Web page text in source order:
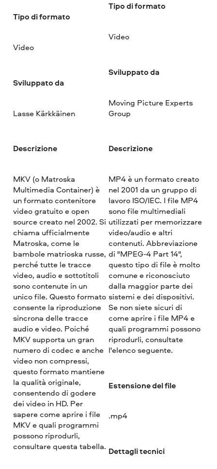
Tipo di formato
Video
Sviluppato da
Lasse Kärkkäinen
Descrizione
MKV (o Matroska
Multimedia Container) è
un formato contenitore
video gratuito e open
source creato nel 2002. Si
chiama ufficialmente
Matroska, come le
bambole matrioska russe,
perché tutte le tracce
video, audio e sottotitoli
sono contenute in un
unico file. Questo formato
consente la riproduzione
sincrona delle tracce
audio e video. Poiché
MKV supporta un gran
numero di codec e anche
video non compressi,
questo formato mantiene
la qualità originale,
consentendo di godere
dei video in HD. Per
sapere come aprire i file
MKV e quali programmi
possono riprodurli,
consultare questa tabella.
Tipo di formato
Video
Sviluppato da
Moving Picture Experts
Group
Descrizione
MP4 è un formato creato
nel 2001 da un gruppo di
lavoro ISO/IEC. I file MP4
sono file multimediali
utilizzati per memorizzare
video/audio e altri
contenuti. Abbreviazione
di "MPEG-4 Part 14",
questo tipo di file è molto
comune e riconosciuto
dalla maggior parte dei
sistemi e dei dispositivi.
Se non siete sicuri di
come aprire i file MP4 e
quali programmi possono
riprodurli, consultate
l'elenco seguente.
Estensione del file
.mp4
Dettagli tecnici